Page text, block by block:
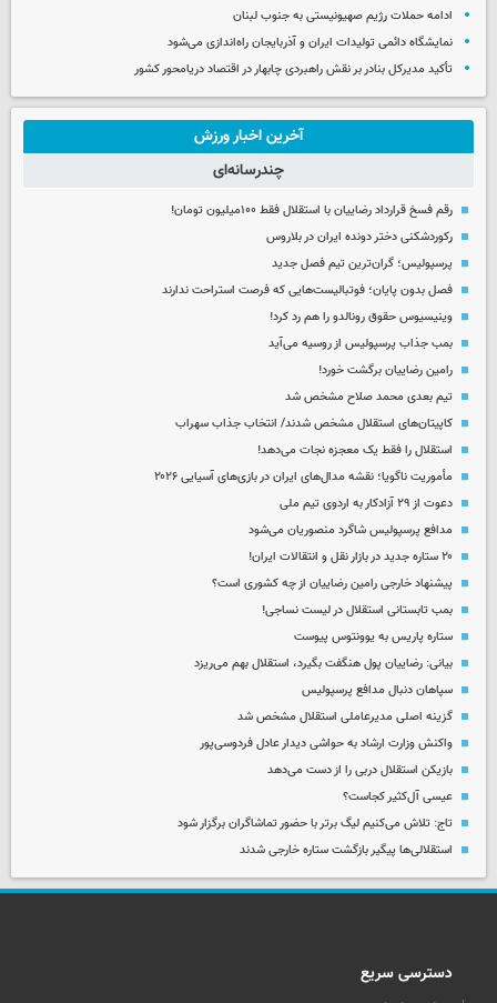
ادامه حملات رژیم صهیونیستی به جنوب لبنان
نمایشگاه دائمی تولیدات ایران و آذربایجان راه‌اندازی می‌شود
تأکید مدیرکل بنادر بر نقش راهبردی چابهار در اقتصاد دریامحور کشور
آخرین اخبار ورزش
چندرسانه‌ای
رقم فسخ قرارداد رضاییان با استقلال فقط ۱۰۰میلیون تومان!
رکوردشکنی دختر دونده ایران در بلاروس
پرسپولیس؛ گران‌ترین تیم فصل جدید
فصل بدون پایان؛ فوتبالیست‌هایی که فرصت استراحت ندارند
وینیسیوس حقوق رونالدو را هم رد کرد!
بمب جذاب پرسپولیس از روسیه می‌آید
رامین رضاییان برگشت خورد!
تیم بعدی محمد صلاح مشخص شد
کاپیتان‌های استقلال مشخص شدند/ انتخاب جذاب سهراب
استقلال را فقط یک معجزه نجات می‌دهد!
مأموریت ناگویا؛ نقشه مدال‌های ایران در بازی‌های آسیایی ۲۰۲۶
دعوت از ۲۹ آزادکار به اردوی تیم ملی
مدافع پرسپولیس شاگرد منصوریان می‌شود
۲۰ ستاره جدید در بازار نقل و انتقالات ایران!
پیشنهاد خارجی رامین رضاییان از چه کشوری است؟
بمب تابستانی استقلال در لیست نساجی!
ستاره پاریس به یوونتوس پیوست
بیانی: رضاییان پول هنگفت بگیرد، استقلال بهم می‌ریزد
سپاهان دنبال مدافع پرسپولیس
گزینه اصلی مدیرعاملی استقلال مشخص شد
واکنش وزارت ارشاد به حواشی دیدار عادل فردوسی‌پور
بازیکن استقلال دربی را از دست می‌دهد
عیسی آل‌کثیر کجاست؟
تاج: تلاش می‌کنیم لیگ برتر با حضور تماشاگران برگزار شود
استقلالی‌ها پیگیر بازگشت ستاره خارجی شدند
دسترسی سریع